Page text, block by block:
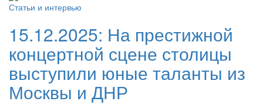
Статьи и интервью
15.12.2025: На престижной
концертной сцене столицы
выступили юные таланты из
Москвы и ДНР